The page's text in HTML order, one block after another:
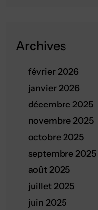
Archives
février 2026
janvier 2026
décembre 2025
novembre 2025
octobre 2025
septembre 2025
août 2025
juillet 2025
juin 2025